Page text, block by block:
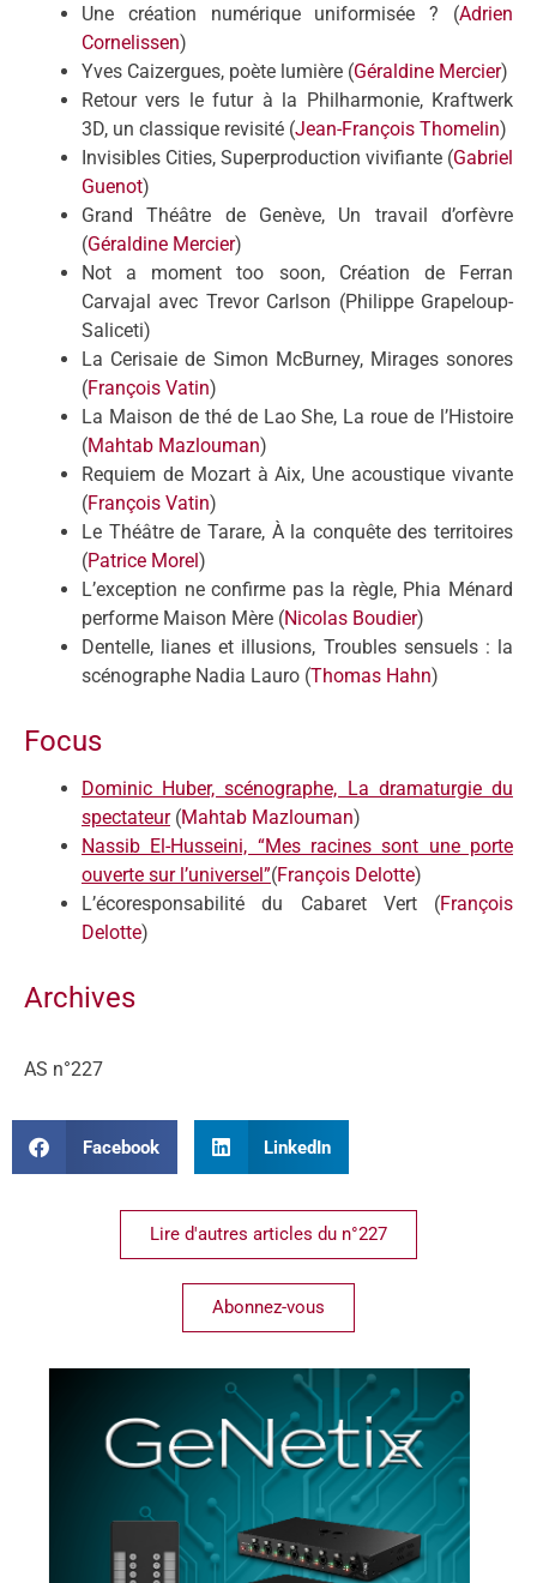
Une création numérique uniformisée ? (Adrien
Cornelissen)
Yves Caizergues, poète lumière (Géraldine Mercier)
Retour vers le futur à la Philharmonie, Kraftwerk
3D, un classique revisité (Jean-François Thomelin)
Invisibles Cities, Superproduction vivifiante (Gabriel
Guenot)
Grand Théâtre de Genève, Un travail d’orfèvre
(Géraldine Mercier)
Not a moment too soon, Création de Ferran
Carvajal avec Trevor Carlson (Philippe Grapeloup-
Saliceti)
La Cerisaie de Simon McBurney, Mirages sonores
(François Vatin)
La Maison de thé de Lao She, La roue de l’Histoire
(Mahtab Mazlouman)
Requiem de Mozart à Aix, Une acoustique vivante
(François Vatin)
Le Théâtre de Tarare, À la conquête des territoires
(Patrice Morel)
L’exception ne confirme pas la règle, Phia Ménard
performe Maison Mère (Nicolas Boudier)
Dentelle, lianes et illusions, Troubles sensuels : la
scénographe Nadia Lauro (Thomas Hahn)
Focus
Dominic Huber, scénographe, La dramaturgie du
spectateur(Mahtab Mazlouman)
Nassib El-Husseini, “Mes racines sont une porte
ouverte sur l’universel”(François Delotte)
L’écoresponsabilité du Cabaret Vert (François
Delotte)
Archives
AS n°227
Facebook LinkedIn
Lire d'autres articles du n°227
Abonnez-vous